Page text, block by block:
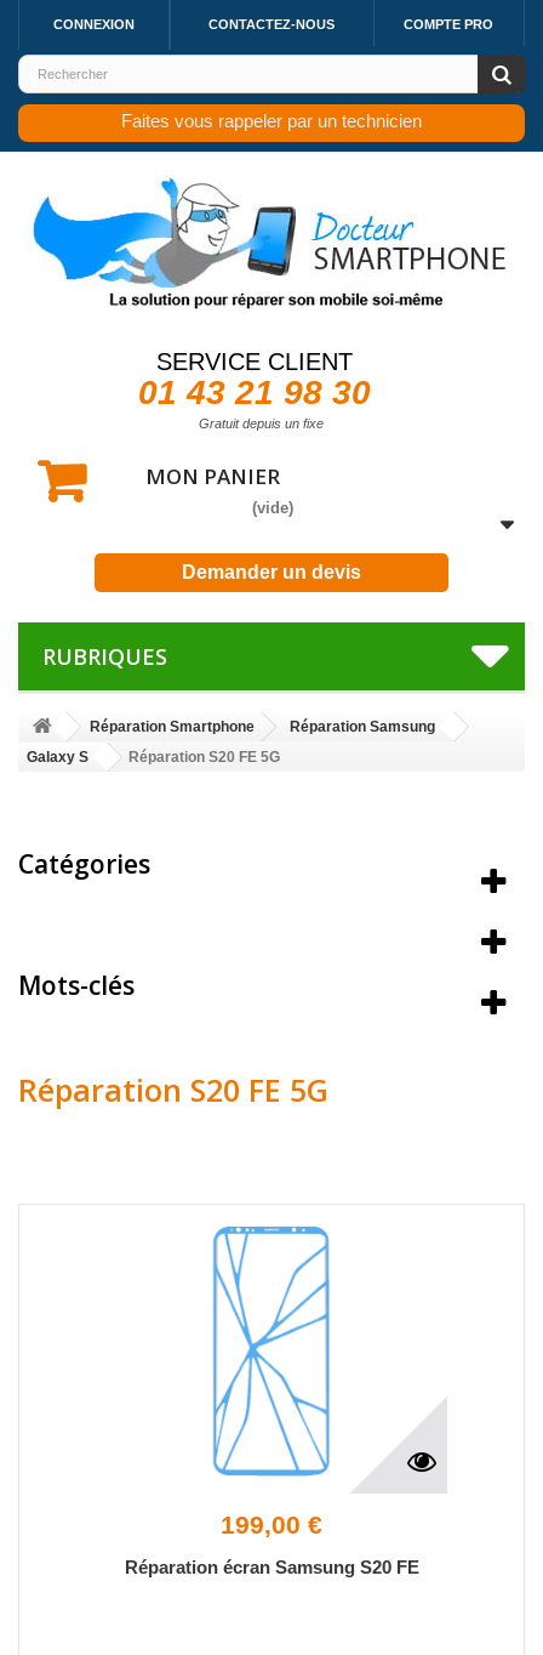
CONNEXION CONTACTEZ-NOUS COMPTE PRO
Faites vous rappeler par un technicien
SERVICE CLIENT
01 43 21 98 30
Gratuit depuis un fixe
MON PANIER
(vide)
Demander un devis
RUBRIQUES
Réparation Smartphone
Réparation Samsung
Galaxy S
Réparation S20 FE 5G
Catégories
Mots-clés
Réparation S20 FE 5G
199,00 €
Réparation écran Samsung S20 FE